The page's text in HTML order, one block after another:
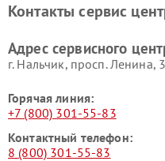
Miele
Miele
Контакты сервис
Адрес сервисного
г. Нальчик, просп. Ленина, 3
Горячая линия:
+7 (800) 301-55-83
Контактный телефон:
8 (800) 301-55-83